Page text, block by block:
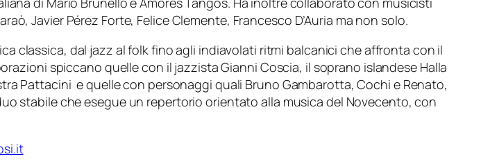
Javier Pérez Forte, Felice Clemente, Francesco D’Auria ma non solo.
classica, dal jazz al folk fino agli indiavolati ritmi balcanici che affronta con il
spiccano quelle con il jazzista Gianni Coscia, il soprano islandese Halla
Pattacini e quelle con personaggi quali Bruno Gambarotta, Cochi e Renato,
stabile che esegue un repertorio orientato alla musica del Novecento, con